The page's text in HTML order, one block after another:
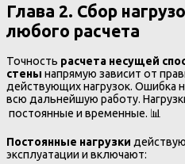
Глава 2. Сбор
любого расчета
Точность расчета несущей
стены напрямую зависит от
действующих нагрузок. Ошибка
всю дальнейшую работу.
постоянные и временные. 📊
Постоянные нагрузки
эксплуатации и включают: